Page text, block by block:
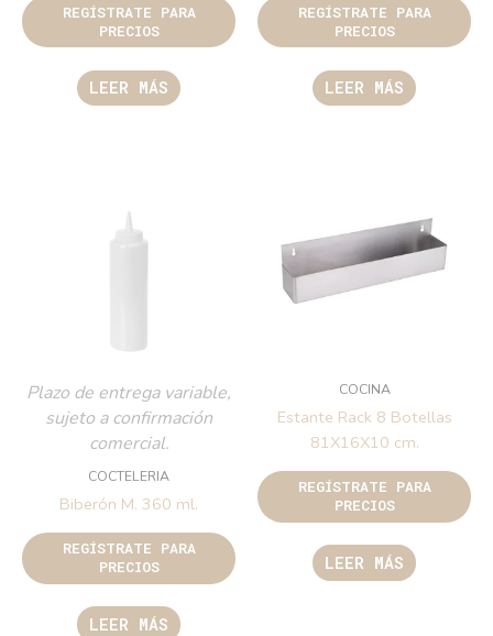
REGÍSTRATE PARA
PRECIOS
LEER MÁS
REGÍSTRATE PARA
PRECIOS
LEER MÁS
Plazo de entrega variable,
sujeto a confirmación
comercial.
COCTELERIA
Biberón M. 360 ml.
REGÍSTRATE PARA
PRECIOS
LEER MÁS
COCINA
Estante Rack 8 Botellas
81X16X10 cm.
REGÍSTRATE PARA
PRECIOS
LEER MÁS